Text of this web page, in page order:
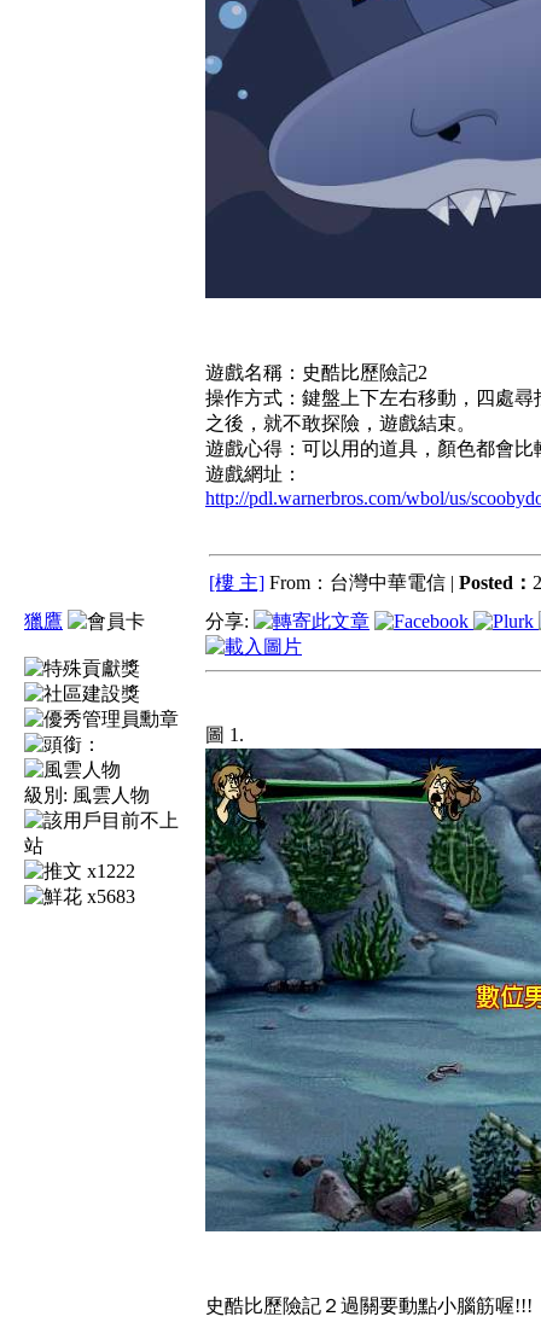
遊戲名稱：史酷比歷險記2
操作方式：鍵盤上下左右移動，四處
之後，就不敢探險，遊戲結束。
遊戲心得：可以用的道具，顏色都會比
遊戲網址：
http://pdl.warnerbros.com/wbol/us/
[樓 主] From：台灣中華電信 | Posted：
獵鷹
級別: 風雲人物
x1222
x5683
分享:
圖 1.
史酷比歷險記２過關要動點小腦筋喔!!!